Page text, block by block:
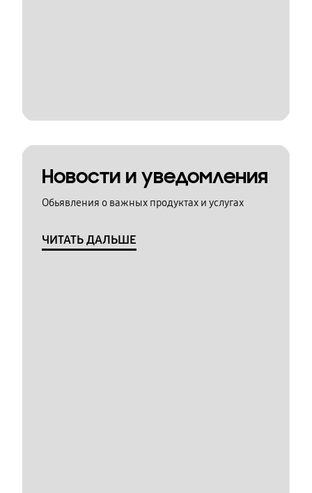
Новости и уведомления
Обьявления о важных продуктах и услугах
ЧИТАТЬ ДАЛЬШЕ